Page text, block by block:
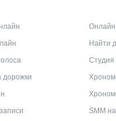
дорожки
Онлайн
Найти
Студия
SMM